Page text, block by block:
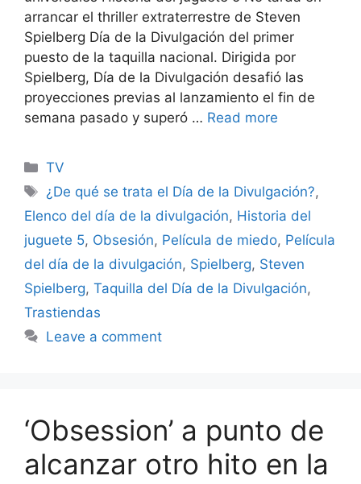
arrancar el thriller extraterrestre de Steven
Spielberg Día de la Divulgación del primer
puesto de la taquilla nacional. Dirigida por
Spielberg, Día de la Divulgación desafió las
proyecciones previas al lanzamiento el fin de
semana pasado y superó … Read more
Categories
TV
Tags
¿De qué se trata el Día de la Divulgación?,
Elenco del día de la divulgación, Historia del
juguete 5, Obsesión, Película de miedo, Película
del día de la divulgación, Spielberg, Steven
Spielberg, Taquilla del Día de la Divulgación,
Trastiendas
Leave a comment
‘Obsession’ a punto de
alcanzar otro hito en la